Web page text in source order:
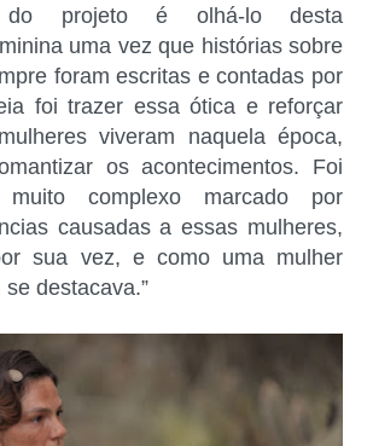
do projeto é olhá-lo desta
uma vez que histórias sobre
foram escritas e contadas por
foi trazer essa ótica e reforçar
viveram naquela época,
os acontecimentos. Foi
complexo marcado por
causadas a essas mulheres,
sua vez, e como uma mulher
destacava.”